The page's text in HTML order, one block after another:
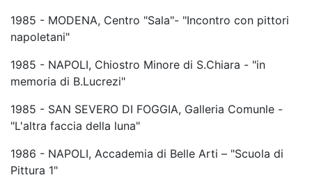
1985 - MODENA, Centro "Sala"- "Incontro con pittori
napoletani"
1985 - NAPOLI, Chiostro Minore di S.Chiara - "in
memoria di B.Lucrezi"
1985 - SAN SEVERO DI FOGGIA, Galleria Comunle -
"L'altra faccia della luna"
1986 - NAPOLI, Accademia di Belle Arti – "Scuola di
Pittura 1"